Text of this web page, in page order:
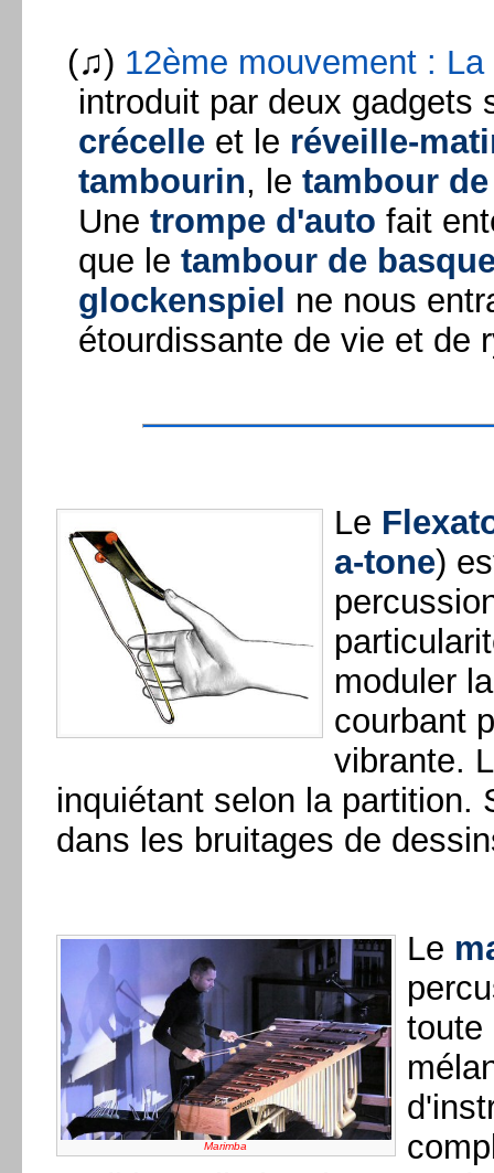
(♫) 12ème mouvement :
introduit par deux gadgets
crécelle et le réveille-
tambourin, letambour
Une trompe d'auto fait
que le tambour de
glockenspiel ne nous
étourdissante de vie et de
Le
a-tone)
moduler
courbant
vibrante.
inquiétant selon la partition.
dans les bruitages de
Marimba
Le
toute